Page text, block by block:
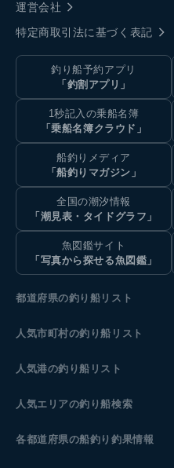
運営会社
特定商取引法に基づく表記
釣り船予約アプリ
「釣割アプリ」
1秒記入の乗船名簿
「乗船名簿クラウド」
船釣りメディア
「船釣りマガジン」
全国の潮汐情報
「潮見表・タイドグラフ」
魚図鑑サイト
「写真から探せる魚図鑑」
都道府県の釣り船リスト
人気市町村の釣り船リスト
人気港の釣り船リスト
人気エリアの釣り船検索
各都道府県の船釣り釣果情報